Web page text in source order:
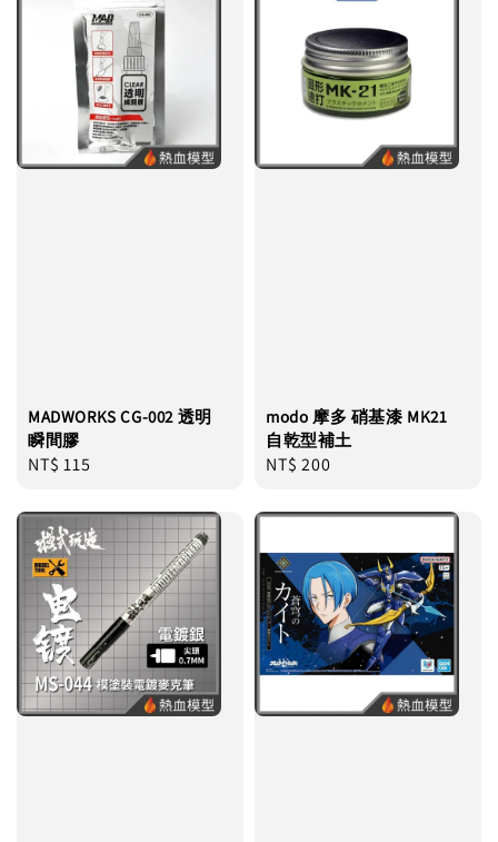
MADWORKS CG-002 透明
瞬間膠
Regular
NT$ 115
modo 摩多 硝基漆 MK21
自乾型補土
Regular
NT$ 200